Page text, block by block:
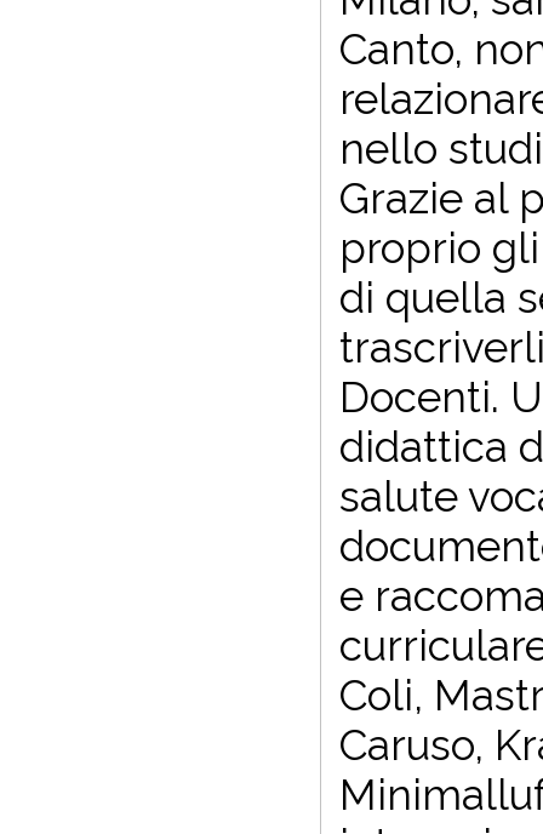
Canto,
nello
Grazie al
proprio
di quella
Docenti.
didattica
salute
e
Coli,
Caruso,